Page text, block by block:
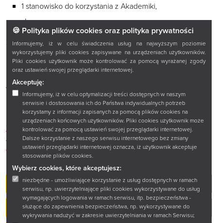
🍪 Polityka plików cookies oraz polityka prywatności
Informujemy, iż w celu świadczenia usług na najwyższym poziomie
wykorzystujemy pliki cookies zapisywane na urządzeniach użytkowników.
Pliki cookies użytkownik może kontrolować za pomocą wyrażanej zgody
oraz ustawień swojej przeglądarki internetowej.
Akceptuję:
Informujemy, iż w celu optymalizacji treści dostępnych w naszym
serwisie i dostosowania ich do Państwa indywidualnych potrzeb
korzystamy z informacji zapisanych za pomocą plików cookies na
urządzeniach końcowych użytkowników. Pliki cookies użytkownik może
kontrolować za pomocą ustawień swojej przeglądarki internetowej.
Dalsze korzystanie z naszego serwisu internetowego bez zmiany
ustawień przeglądarki internetowej oznacza, iż użytkownik akceptuje
stosowanie plików cookies.
Wybierz cookies, które akceptujesz:
niezbędne - umożliwiające korzystanie z usług dostępnych w ramach
serwisu, np. uwierzytelniające pliki cookies wykorzystywane do usług
wymagających logowania w ramach serwisu, itp. bezpieczeństwa -
służące do zapewnienia bezpieczeństwa, np. wykorzystywane do
wykrywania nadużyć w zakresie uwierzytelniania w ramach Serwisu;
1 stanowisko do korzystania z Akademiki,
skaner.
Zbiory udostępniane są prezencyjnie (na miejscu). Z Czytelni
Ogólnej mogą korzystać osoby, które ukończyły 13 lat,
za okazaniem karty bibliotecznej. Zasoby Czytelni oraz
Magazynu Zbiorów Bibliotecznych (Magazyn 4 i Magazyn
5) udostępniane są na bieżąco. Wcześniejszego zamówienia
wymagają wyłącznie pozycje oznaczone sygnaturą Magazyn
0, rewersy na te wydawnictwa realizowane są we wtorki
i czwartki na godz. 10.00.
Zamówienia online
Regulamin korzystania ze zbiorów i usług Książnicy
Podlaskiej
Czytelnia Ogólna
Dział Zbiorów Specjalnych